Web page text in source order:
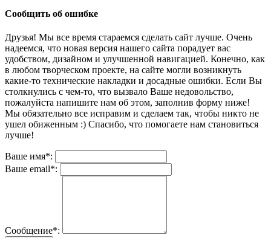
Сообщить об ошибке
Друзья! Мы все время стараемся сделать сайт лучше. Очень
надеемся, что новая версия нашего сайта порадует вас
удобством, дизайном и улучшенной навигацией. Конечно, как
в любом творческом проекте, на сайте могли возникнуть
какие-то технические накладки и досадные ошибки. Если Вы
столкнулись с чем-то, что вызвало Ваше недовольство,
пожалуйста напишите нам об этом, заполнив форму ниже!
Мы обязательно все исправим и сделаем так, чтобы никто не
ушел обиженным :) Спасибо, что помогаете нам становиться
лучше!
Ваше имя*:
Ваше email*:
Сообщение*: